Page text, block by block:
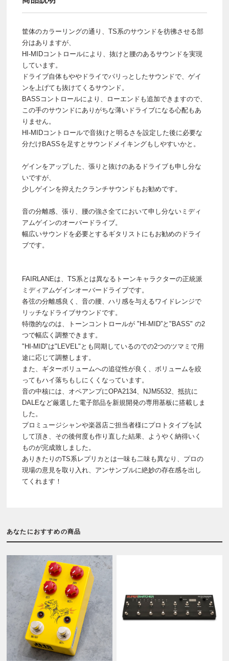
筐体のカラーリングの通り、TS系のサウンドを彷彿させる部
分はありますが、
HI-MIDコントロールにより、抜けと腰のあるサウンドを実現
しています。
ドライブ自体もややドライでパリっとしたサウンドで、ゲイ
ンを上げても抜けてくるサウンド。
BASSコントロールにより、ローエンドも追加できますので、
この手のサウンドにありがちな薄いドライブになる心配もあ
りません。
HI-MIDコントロールで音抜けと明るさを設定した後に必要な
分だけBASSを足すとサウンドメイキングもしやすいかと。
ゲインをアップした、張りと抜けのあるドライブも申し分な
いですが、
少しゲインを抑えたクランチサウンドもお勧めです。
音の分離感、張り、腰の強さ全てにおいて申し分ないミディ
アムゲインのオーバードライブ。
幅広いサウンドを必要とするギタリストにもお勧めのドライ
ブです。
FAIRLANEは、TS系とは異なるトーンキャラクターの正統派
ミディアムゲインオーバードライブです。
各弦の分離感良く、音の腰、ハリ感を与えるワイドレンジで
リッチなドライブサウンドです。
特徴的なのは、トーンコントロールが "HI-MID”と"BASS" の2
つで幅広く調整できます。
"HI-MID"は"LEVEL"とも同期しているのでの2つのツマミで用
途に応じて調整します。
また、ギターボリュームへの追従性が良く、ボリュームを絞
ってもハイ落ちもしにくくなっています。
音の中核には、オペアンプにOPA2134、NJM5532、抵抗に
DALEなど厳選した電子部品を新規開発の専用基板に搭載しま
した。
プロミュージシャンや楽器店ご担当者様にプロトタイプを試
して頂き、その後何度も作り直した結果、ようやく納得いく
ものが完成致しました。
ありきたりのTS系レプリカとは一味も二味も異なり、プロの
現場の意見を取り入れ、アンサンブルに絶妙の存在感を出し
てくれます！
あなたにおすすめの商品